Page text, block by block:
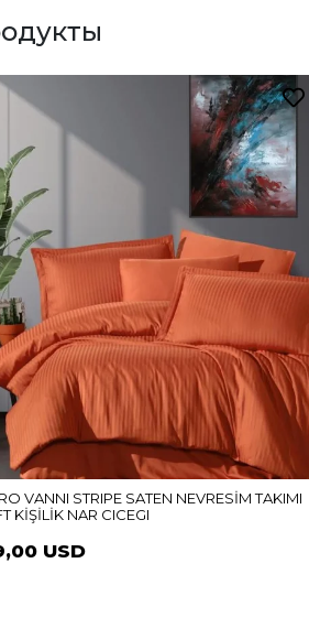
VANNI STRIPE SATEN NEVRESİM TAKIMI
KİŞİLİK NAR CICEGI
USD